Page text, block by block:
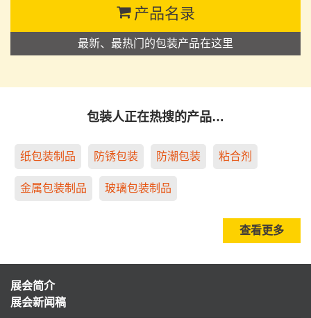
产品名录
最新、最热门的包装产品在这里
包装人正在热搜的产品…
纸包装制品 防锈包装 防潮包装 粘合剂
金属包装制品 玻璃包装制品
查看更多
展会简介
展会新闻稿